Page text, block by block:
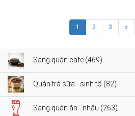
1 2 3 »
Sang quán cafe (469)
Quán trà sữa - sinh tố (82)
Sang quán ăn - nhậu (263)